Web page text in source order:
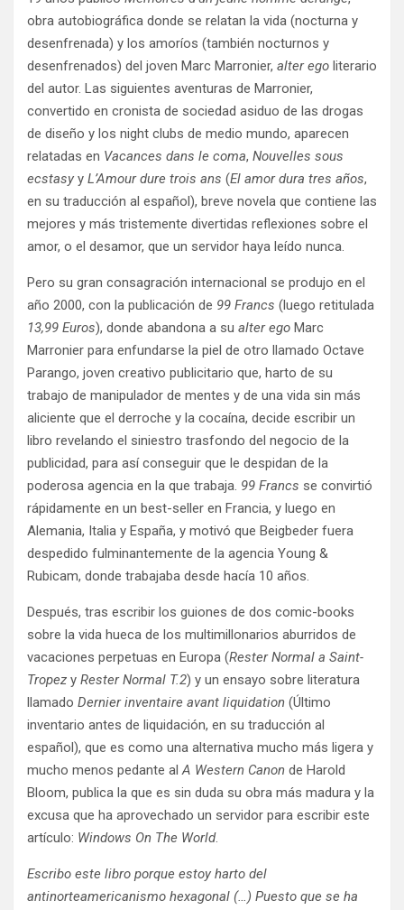
obra autobiográfica donde se relatan la vida (nocturna y
desenfrenada) y los amoríos (también nocturnos y
desenfrenados) del joven Marc Marronier, alter ego literario
del autor. Las siguientes aventuras de Marronier,
convertido en cronista de sociedad asiduo de las drogas
de diseño y los night clubs de medio mundo, aparecen
relatadas en Vacances dans le coma, Nouvelles sous
ecstasy y L’Amour dure trois ans (El amor dura tres años,
en su traducción al español), breve novela que contiene las
mejores y más tristemente divertidas reflexiones sobre el
amor, o el desamor, que un servidor haya leído nunca.
Pero su gran consagración internacional se produjo en el
año 2000, con la publicación de 99 Francs (luego retitulada
13,99 Euros), donde abandona a su alter ego Marc
Marronier para enfundarse la piel de otro llamado Octave
Parango, joven creativo publicitario que, harto de su
trabajo de manipulador de mentes y de una vida sin más
aliciente que el derroche y la cocaína, decide escribir un
libro revelando el siniestro trasfondo del negocio de la
publicidad, para así conseguir que le despidan de la
poderosa agencia en la que trabaja. 99 Francs se convirtió
rápidamente en un best-seller en Francia, y luego en
Alemania, Italia y España, y motivó que Beigbeder fuera
despedido fulminantemente de la agencia Young &
Rubicam, donde trabajaba desde hacía 10 años.
Después, tras escribir los guiones de dos comic-books
sobre la vida hueca de los multimillonarios aburridos de
vacaciones perpetuas en Europa (Rester Normal a Saint-
Tropez y Rester Normal T.2) y un ensayo sobre literatura
llamado Dernier inventaire avant liquidation (Último
inventario antes de liquidación, en su traducción al
español), que es como una alternativa mucho más ligera y
mucho menos pedante alA Western Canon de Harold
Bloom, publica la que es sin duda su obra más madura y la
excusa que ha aprovechado un servidor para escribir este
artículo: Windows On The World.
Escribo este libro porque estoy harto del
antinorteamericanismo hexagonal (…) Puesto que se ha